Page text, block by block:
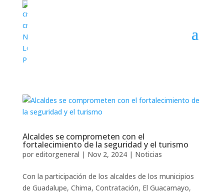
Alcaldes se comprometen con el
fortalecimiento de la seguridad y el turismo
por editorgeneral | Nov 2, 2024| Noticias
Con la participación de los alcaldes de los municipios
de Guadalupe, Chima, Contratación, El Guacamayo,